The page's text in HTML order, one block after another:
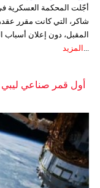
أجّلت المحكمة العسكرية في
المقبل، دون إعلان أسباب
المزيد
أول قمر صناعي ليبي